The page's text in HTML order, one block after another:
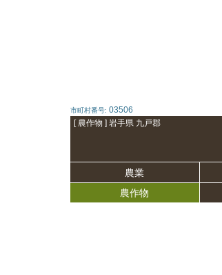
市町村番号: 03506
[ 農作物 ] 岩手県 九戸郡
農業
農作物